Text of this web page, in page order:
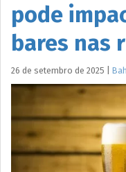
pode
bares nas
26 de setembro de 2025